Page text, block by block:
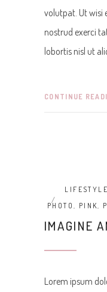
volutpat. Ut wisi
nostrud exerci
lobortis nisl ut
CONTINUE
LIFESTYLE
PHOTO
PINK
IMAGINE
Lorem ipsum